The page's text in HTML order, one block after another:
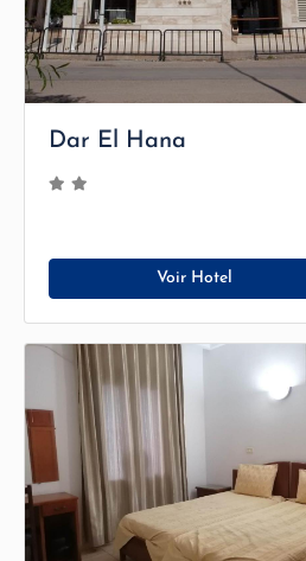
Dar El Hana
Voir Hotel